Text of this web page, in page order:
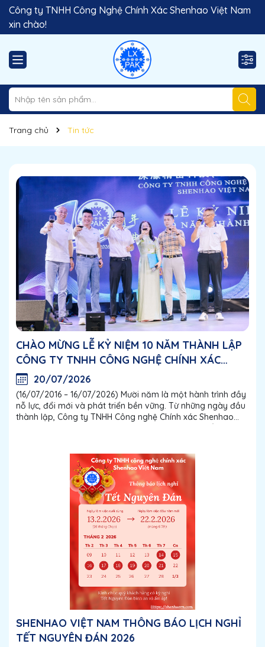
Công ty TNHH Công Nghệ Chính Xác Shenhao Việt Nam
xin chào!
Trang chủ Tin tức
CHÀO MỪNG LỄ KỶ NIỆM 10 NĂM THÀNH LẬP
CÔNG TY TNHH CÔNG NGHỆ CHÍNH XÁC
SHENHAO VIỆT NAM
20/07/2026
(16/07/2016 – 16/07/2026) Mười năm là một hành trình đầy
nỗ lực, đổi mới và phát triển bền vững. Từ những ngày đầu
thành lập, Công ty TNHH Công nghệ Chính xác Shenhao
SHENHAO VIỆT NAM THÔNG BÁO LỊCH NGHỈ
TẾT NGUYÊN ĐÁN 2026